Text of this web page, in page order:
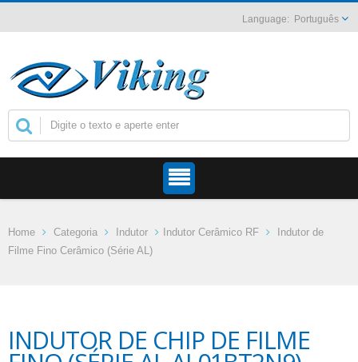
Português
Home Categoria Indutor Indutor Cerâmico RF
Indutor de
Filme Fino Cerâmico (Série AL)
INDUTOR DE CHIP DE FILME